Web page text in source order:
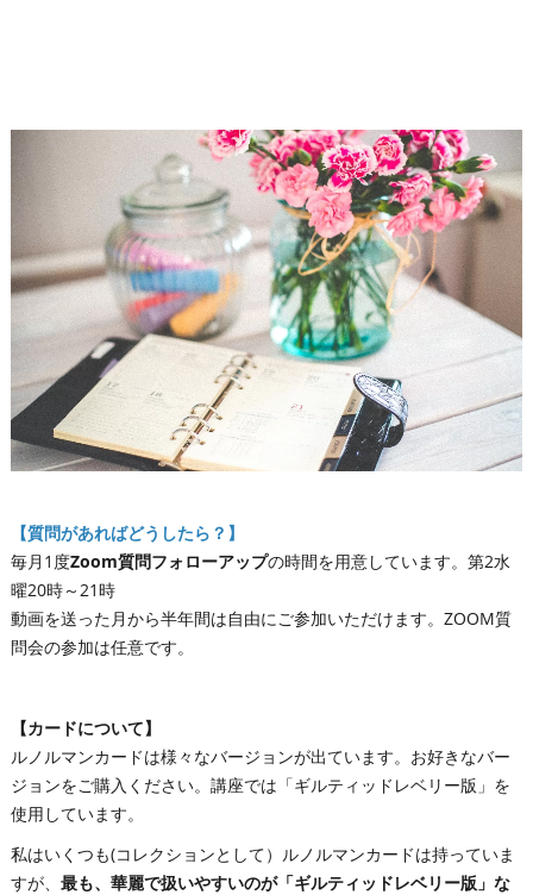
【質問があればどうしたら？】
毎月1度Zoom質問フォローアップの時間を用意しています。第2水
曜20時～21時
動画を送った月から半年間は自由にご参加いただけます。ZOOM質
問会の参加は任意です。
【カードについて】
ルノルマンカードは様々なバージョンが出ています。お好きなバー
ジョンをご購入ください。講座では「ギルティッドレベリー版」を
使用しています。
私はいくつも(コレクションとして）ルノルマンカードは持っていま
すが、 最も、華麗で扱いやすいのが「ギルティッドレベリー版」な